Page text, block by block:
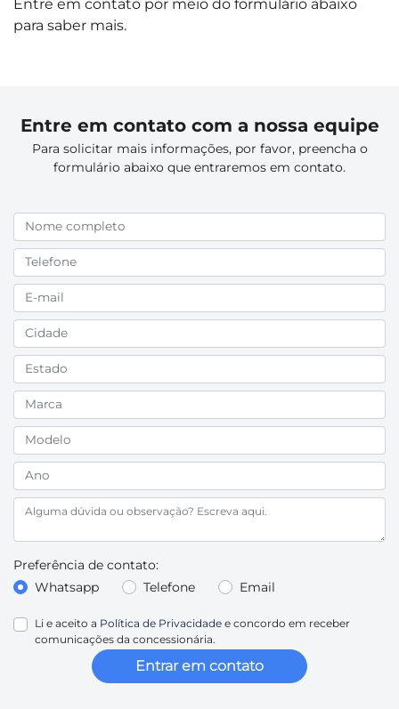
Entre em contato por meio do formulário abaixo
para saber mais.
Entre em contato com a nossa equipe
Para solicitar mais informações, por favor, preencha o
formulário abaixo que entraremos em contato.
Preferência de contato:
Whatsapp
Telefone Email
Li e aceito a Política de Privacidade e concordo em receber
comunicações da concessionária.
Entrar em contato